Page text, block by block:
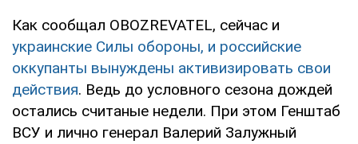
Как сообщал OBOZREVATEL, сейчас и
украинские Силы обороны, и российские
оккупанты вынуждены активизировать свои
действия. Ведь до условного сезона дождей
остались считаные недели. При этом Генштаб
ВСУ и лично генерал Валерий Залужный